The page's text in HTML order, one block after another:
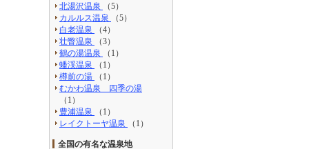
北湯沢温泉
（5）
カルルス温泉
（5）
白老温泉
（4）
壮瞥温泉
（3）
鶴の湯温泉
（1）
蟠渓温泉
（1）
樽前の湯
（1）
むかわ温泉 四季の湯
（1）
豊浦温泉
（1）
レイクトーヤ温泉
（1）
全国の有名な温泉地